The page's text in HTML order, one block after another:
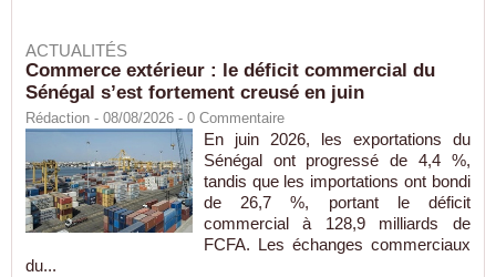
ACTUALITÉS
Commerce extérieur : le déficit commercial du
Sénégal s’est fortement creusé en juin
Rédaction - 08/08/2026 - 0 Commentaire
En juin 2026, les exportations du
Sénégal ont progressé de 4,4 %,
tandis que les importations ont bondi
de 26,7 %, portant le déficit
commercial à 128,9 milliards de
FCFA. Les échanges commerciaux
du...